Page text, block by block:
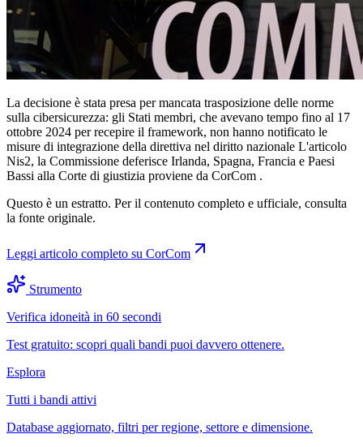
La decisione è stata presa per mancata trasposizione delle norme
sulla cibersicurezza: gli Stati membri, che avevano tempo fino al 17
ottobre 2024 per recepire il framework, non hanno notificato le
misure di integrazione della direttiva nel diritto nazionale L'articolo
Nis2, la Commissione deferisce Irlanda, Spagna, Francia e Paesi
Bassi alla Corte di giustizia proviene da CorCom .
Questo è un estratto. Per il contenuto completo e ufficiale, consulta
la fonte originale.
Leggi articolo completo su CorCom
Strumento
Verifica idoneità in 60 secondi
Test gratuito: scopri quali bandi puoi davvero ottenere.
Esplora
Tutti i bandi attivi
Database aggiornato, filtri per regione, settore e dimensione.